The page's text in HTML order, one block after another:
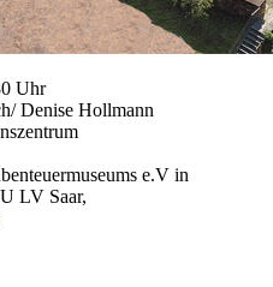
Uhr
Denise Hollmann
e.V in
LV Saar,